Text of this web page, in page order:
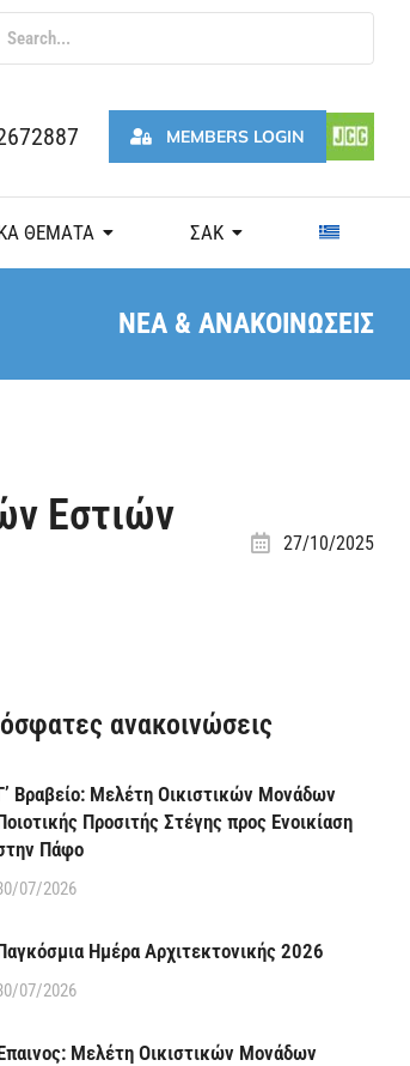
MEMBERS LOGIN
ΘΕΜΑΤΑ ΣΑΚ
ΝΕΑ & ΑΝΑΚΟΙΝΩΣΕΙΣ
Εστιών
27/10/2025
ανακοινώσεις
Βραβείο: Μελέτη Οικιστικών Μονάδων
Προσιτής Στέγης προς Ενοικίαση
Πάφο
07/2026
Ημέρα Αρχιτεκτονικής 2026
07/2026
Μελέτη Οικιστικών Μονάδων